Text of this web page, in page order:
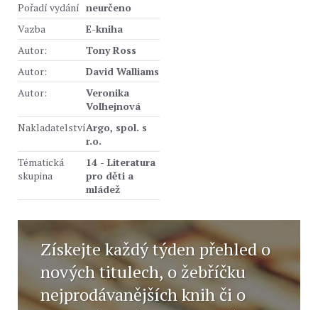
Pořadí vydání neurčeno
Vazba
E-kniha
Autor:
Tony Ross
Autor:
David Walliams
Autor:
Veronika
Volhejnová
NakladatelstvíArgo, spol. s
r.o.
Tématická
skupina
14 - Literatura
pro děti a
mládež
Získejte každý týden přehled o
nových titulech, o žebříčku
nejprodávanějších knih či o